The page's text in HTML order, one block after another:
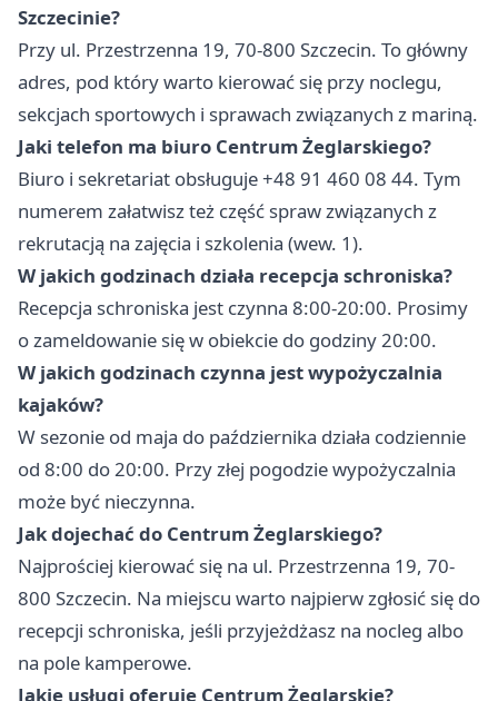
Szczecinie?
Przy ul. Przestrzenna 19, 70-800 Szczecin. To główny
adres, pod który warto kierować się przy noclegu,
sekcjach sportowych i sprawach związanych z mariną.
Jaki telefon ma biuro Centrum Żeglarskiego?
Biuro i sekretariat obsługuje +48 91 460 08 44. Tym
numerem załatwisz też część spraw związanych z
rekrutacją na zajęcia i szkolenia (wew. 1).
W jakich godzinach działa recepcja schroniska?
Recepcja schroniska jest czynna 8:00-20:00. Prosimy
o zameldowanie się w obiekcie do godziny 20:00.
W jakich godzinach czynna jest wypożyczalnia
kajaków?
W sezonie od maja do października działa codziennie
od 8:00 do 20:00. Przy złej pogodzie wypożyczalnia
może być nieczynna.
Jak dojechać do Centrum Żeglarskiego?
Najprościej kierować się na ul. Przestrzenna 19, 70-
800 Szczecin. Na miejscu warto najpierw zgłosić się do
recepcji schroniska, jeśli przyjeżdżasz na nocleg albo
na pole kamperowe.
Jakie usługi oferuje Centrum Żeglarskie?